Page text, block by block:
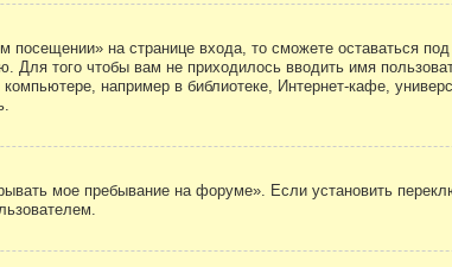
на странице входа, то сможете оставаться
Для того чтобы вам не приходилось вводить имя
например в библиотеке, Интернет-кафе,
мое пребывание на форуме». Если установить